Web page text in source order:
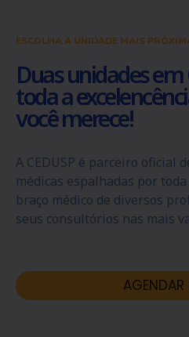
ESCOLHA A UNIDADE MAIS
Duas unidades
toda a
você merece!
A CEDUSP é parceiro oficial
médicas espalhadas por
braço médico de diversos
seus consultórios nas mais
AGENDAR